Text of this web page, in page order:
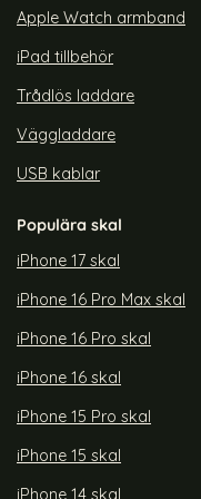
Apple Watch armband
iPad tillbehör
Trådlös laddare
Väggladdare
USB kablar
Populära skal
iPhone 17 skal
iPhone 16 Pro Max skal
iPhone 16 Pro skal
iPhone 16 skal
iPhone 15 Pro skal
iPhone 15 skal
iPhone 14 skal